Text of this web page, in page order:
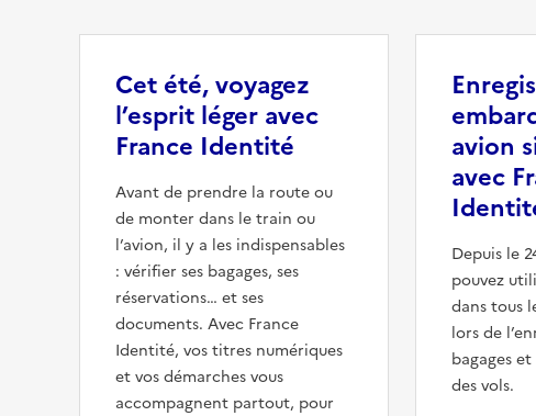
Cet été, voyagez
l’esprit léger avec
France Identité
Avant de prendre la route ou
de monter dans le train ou
l’avion, il y a les indispensables
: vérifier ses bagages, ses
réservations… et ses
documents. Avec France
Identité, vos titres numériques
et vos démarches vous
accompagnent partout, pour
avion
avec
Depuis le
pouvez
dans tous
lors de
bagages
des vols.